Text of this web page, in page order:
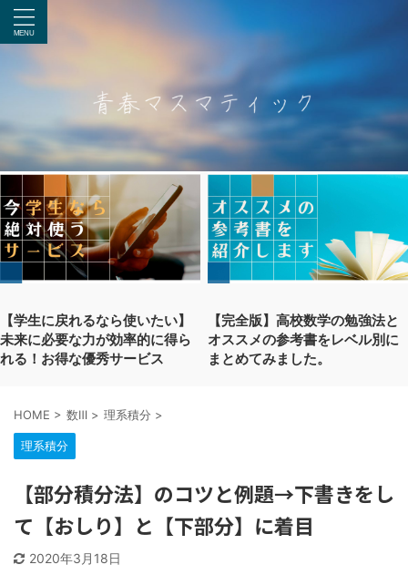
【学生に戻れるなら使いたい】
未来に必要な力が効率的に得ら
れる！お得な優秀サービス
【完全版】高校数学の勉強法と
オススメの参考書をレベル別に
まとめてみました。
HOME > 数Ⅲ > 理系積分 >
理系積分
【部分積分法】のコツと例題→下書きをし
て【おしり】と【下部分】に着目
2020年3月18日